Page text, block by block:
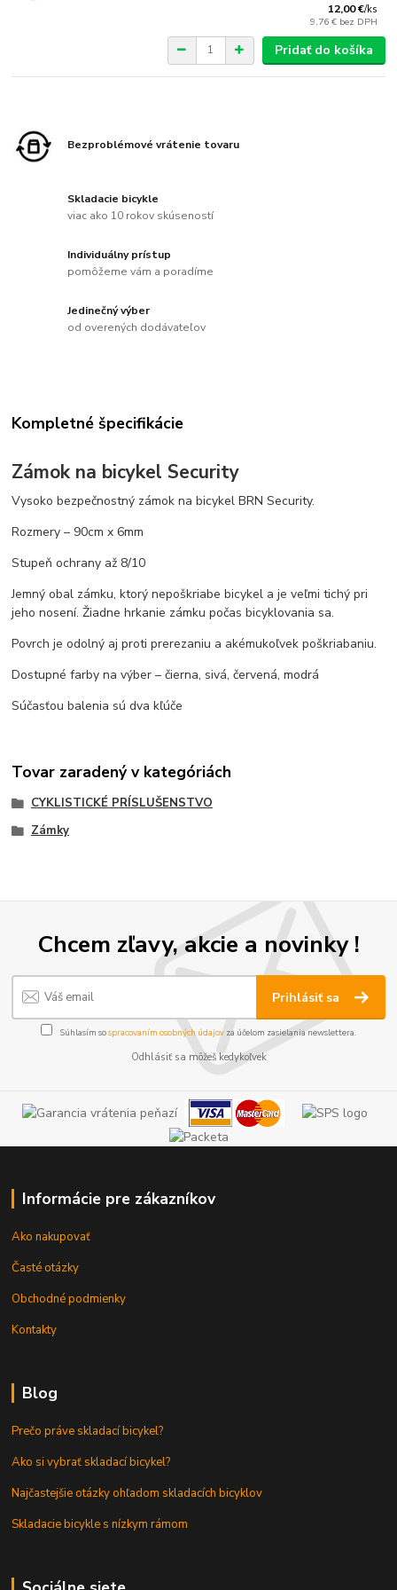
12,00 €/ks
9,76 € bez DPH
Pridať do košíka
Bezproblémové vrátenie tovaru
Skladacie bicykle
viac ako 10 rokov skúseností
Individuálny prístup
pomôžeme vám a poradíme
Jedinečný výber
od overených dodávateľov
Kompletné špecifikácie
Zámok na bicykel Security
Vysoko bezpečnostný zámok na bicykel BRN Security.
Rozmery – 90cm x 6mm
Stupeň ochrany až 8/10
Jemný obal zámku, ktorý nepoškriabe bicykel a je veľmi tichý pri
jeho nosení. Žiadne hrkanie zámku počas bicyklovania sa.
Povrch je odolný aj proti prerezaniu a akémukoľvek poškriabaniu.
Dostupné farby na výber – čierna, sivá, červená, modrá
Súčasťou balenia sú dva kľúče
Tovar zaradený v kategóriách
CYKLISTICKÉ PRÍSLUŠENSTVO
Zámky
Chcem zľavy, akcie a novinky !
Prihlásiť sa
Súhlasím sospracovaním osobných údajov za účelom zasielania newslettera.
Odhlásiť sa môžeš kedykoľvek
Informácie pre zákazníkov
Ako nakupovať
Časté otázky
Obchodné podmienky
Kontakty
Blog
Prečo práve skladací bicykel?
Ako si vybrať skladací bicykel?
Najčastejšie otázky ohľadom skladacích bicyklov
Skladacie bicykle s nízkym rámom